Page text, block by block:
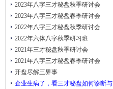
2023年八字三才秘盘秋季研讨会
2023年八字三才秘盘春季研讨会
2022年八字三才秘盘秋季研讨会
2022年六体八字秋季研习班
2021年三才秘盘秋季研讨会
2021年八字三才秘盘春季研讨会
开盘尽解三界事
企业生病了，看三才秘盘如何诊断与